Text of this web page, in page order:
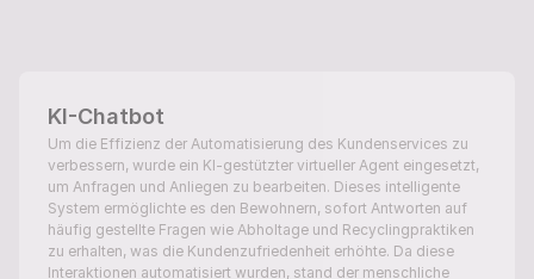
KI-Chatbot
Um die Effizienz der Automatisierung des Kundenservices zu
verbessern, wurde ein KI-gestützter virtueller Agent eingesetzt,
um Anfragen und Anliegen zu bearbeiten. Dieses intelligente
System ermöglichte es den Bewohnern, sofort Antworten auf
häufig gestellte Fragen wie Abholtage und Recyclingpraktiken
zu erhalten, was die Kundenzufriedenheit erhöhte. Da diese
Interaktionen automatisiert wurden, stand der menschliche